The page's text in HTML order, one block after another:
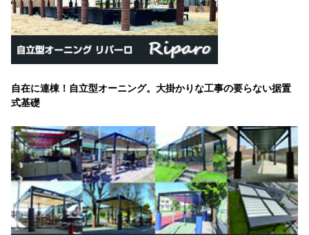
自在に連棟！自立型オーニング。大掛かりな工事の要らない据置
式基礎